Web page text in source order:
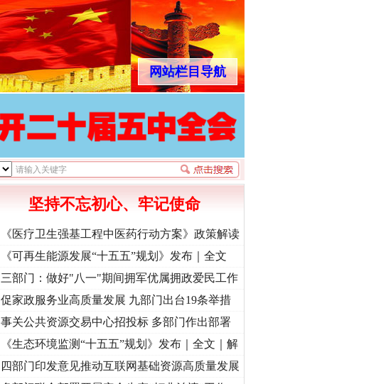
网站栏目导航
坚持不忘初心、牢记使命
《医疗卫生强基工程中医药行动方案》政策解读
《可再生能源发展“十五五”规划》发布｜全文
三部门：做好"八一"期间拥军优属拥政爱民工作
促家政服务业高质量发展 九部门出台19条举措
事关公共资源交易中心招投标 多部门作出部署
《生态环境监测“十五五”规划》发布｜全文｜解
读
四部门印发意见推动互联网基础资源高质量发展